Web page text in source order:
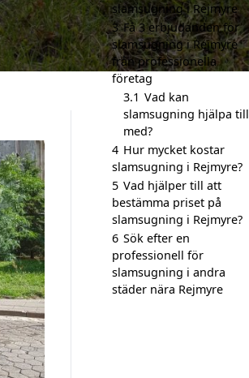
slamsugning i Rejmyre
3 Få 3 erbjudanden för
slamsugning i Rejmyre
från professionella
företag
3.1 Vad kan
slamsugning hjälpa till
med?
4 Hur mycket kostar
slamsugning i Rejmyre?
5 Vad hjälper till att
bestämma priset på
slamsugning i Rejmyre?
6 Sök efter en
professionell för
slamsugning i andra
städer nära Rejmyre